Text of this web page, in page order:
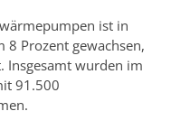
ist in
Prozent gewachsen,
Insgesamt wurden im
91.500